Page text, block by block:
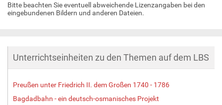
v
r
G
ö
ß
Bitte beachten Sie eventuell abweichende Lizenzangaben bei den
eingebundenen Bildern und anderen Dateien.
Unterrichtseinheiten zu den Themen auf dem LBS
Preußen unter Friedrich II. dem Großen 1740 - 1786
Bagdadbahn - ein deutsch-osmanisches Projekt